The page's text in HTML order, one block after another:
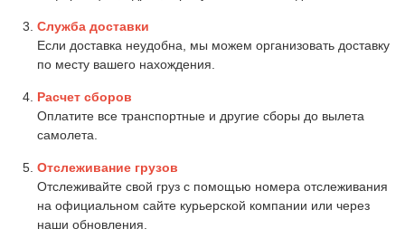
Служба доставки
Если доставка неудобна, мы можем организовать доставку
по месту вашего нахождения.
Расчет сборов
Оплатите все транспортные и другие сборы до вылета
самолета.
Отслеживание грузов
Отслеживайте свой груз с помощью номера отслеживания
на официальном сайте курьерской компании или через
наши обновления.